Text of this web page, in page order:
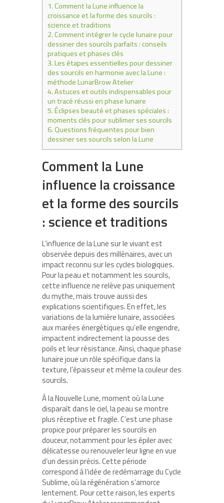
1.Comment la Lune influence la
croissance et la forme des sourcils :
science et traditions
2.Comment intégrer le cycle lunaire pour
dessiner des sourcils parfaits : conseils
pratiques et phases clés
3.Les étapes essentielles pour dessiner
des sourcils en harmonie avec la Lune :
méthode LunarBrow Atelier
4.Astuces et outils indispensables pour
un tracé réussi en phase lunaire
5.Éclipses beauté et phases spéciales :
moments clés pour sublimer ses sourcils
6.Questions fréquentes pour bien
dessiner ses sourcils selon la Lune
Comment la Lune
influence la croissance
et la forme des sourcils
: science et traditions
L’influence de la Lune sur le vivant est
observée depuis des millénaires, avec un
impact reconnu sur les cycles biologiques.
Pour la peau et notamment les sourcils,
cette influence ne relève pas uniquement
du mythe, mais trouve aussi des
explications scientifiques. En effet, les
variations de la lumière lunaire, associées
aux marées énergétiques qu’elle engendre,
impactent indirectement la pousse des
poils et leur résistance. Ainsi, chaque phase
lunaire joue un rôle spécifique dans la
texture, l’épaisseur et même la couleur des
sourcils.
À la Nouvelle Lune, moment où la Lune
disparaît dans le ciel, la peau se montre
plus réceptive et fragile. C’est une phase
propice pour préparer les sourcils en
douceur, notamment pour les épiler avec
délicatesse ou renouveler leur ligne en vue
d’un dessin précis. Cette période
correspond à l’idée de redémarrage du Cycle
Sublime, où la régénération s’amorce
lentement. Pour cette raison, les experts